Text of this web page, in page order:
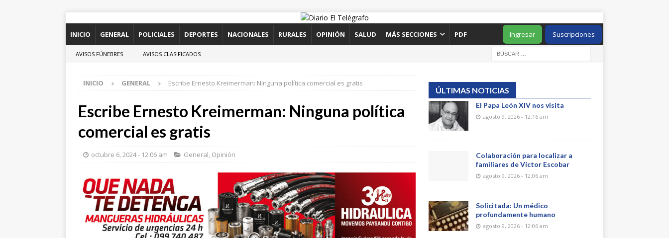
INICIO GENERAL POLICIALES DEPORTES NACIONALES RURALES OPINIÓN SALUD MÁS SECCIONES PDF Suscripciones
Ingresar
AVISOS FÚNEBRES AVISOS CLASIFICADOS
INICIO GENERAL Escribe Ernesto Kreimerman: Ninguna política comercial es gratis
Escribe Ernesto Kreimerman: Ninguna política
comercial es gratis
octubre 6, 2024 - 12:06 am General, Opinión
ÚLTIMAS NOTICIAS
El Papa León XIV nos visita
agosto 9, 2026 - 12:16 am
Colaboración para localizar a
familiares de Víctor Escobar
agosto 9, 2026 - 12:06 am
Solicitada: Un médico
profundamente humano
agosto 9, 2026 - 12:06 am